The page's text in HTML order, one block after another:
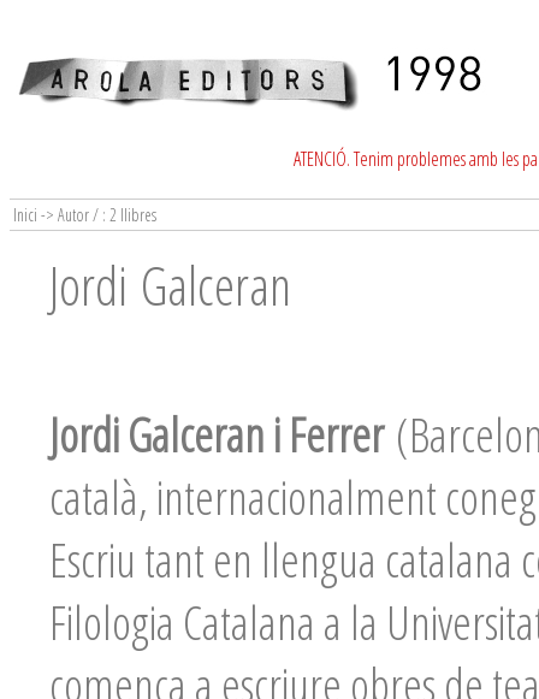
ATENCIÓ. Tenim problemes amb les
Inici -> Autor / : 2 llibres
Jordi Galceran
Jordi Galceran i Ferrer
català, internacionalment
Escriu tant en llengua catalana
Filologia Catalana a la
comença a escriure obres de